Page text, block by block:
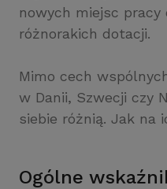
nowych miejsc pracy
różnorakich dotacji.
Mimo cech
w Danii, Szwecji czy
siebie różnią. Jak na
Ogólne